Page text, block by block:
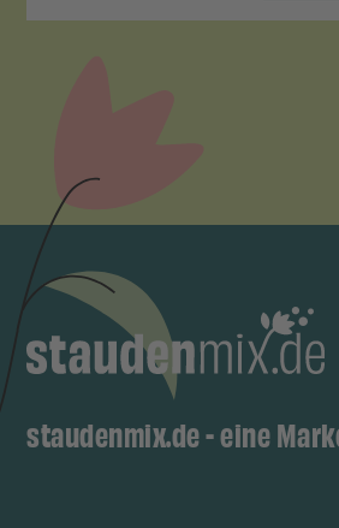
staudenmix.de - eine